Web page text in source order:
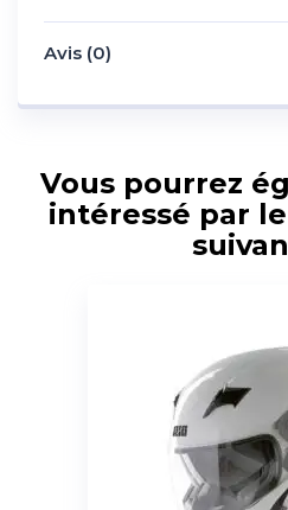
Avis (0)
Vous pourrez
intéressé par